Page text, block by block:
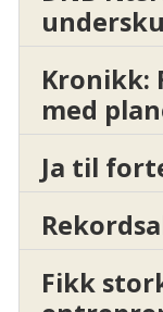
Kronikk:
med
Ja til
Fikk